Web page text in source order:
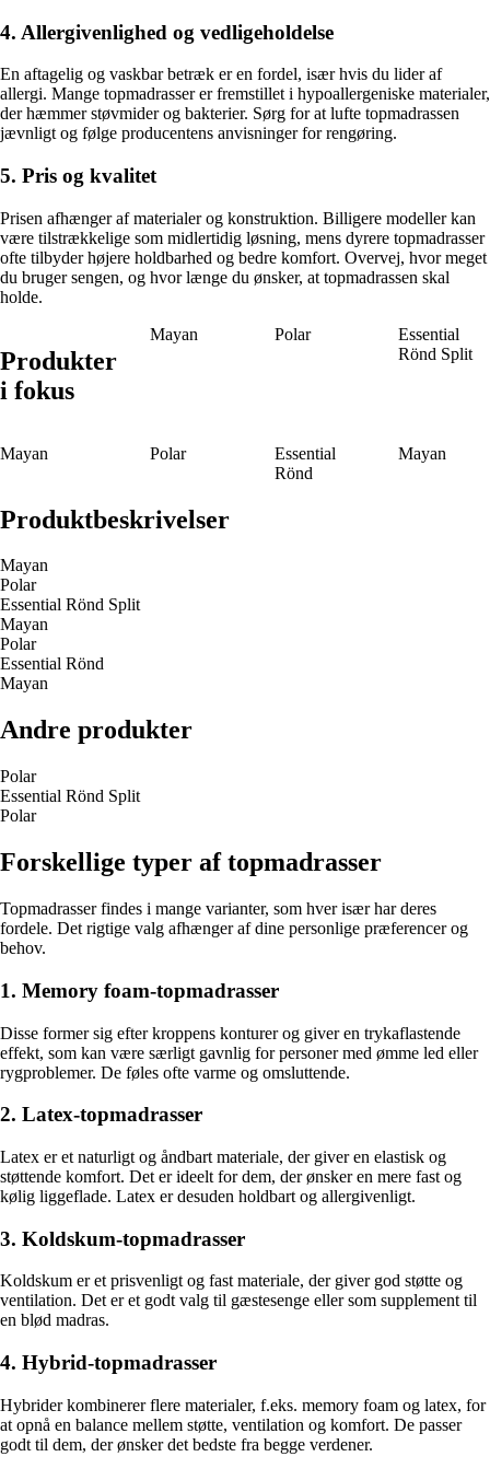
4. Allergivenlighed og vedligeholdelse
En aftagelig og vaskbar betræk er en fordel, især hvis du lider af
allergi. Mange topmadrasser er fremstillet i hypoallergeniske materialer,
der hæmmer støvmider og bakterier. Sørg for at lufte topmadrassen
jævnligt og følge producentens anvisninger for rengøring.
5. Pris og kvalitet
Prisen afhænger af materialer og konstruktion. Billigere modeller kan
være tilstrækkelige som midlertidig løsning, mens dyrere topmadrasser
ofte tilbyder højere holdbarhed og bedre komfort. Overvej, hvor meget
du bruger sengen, og hvor længe du ønsker, at topmadrassen skal
holde.
Produkter
i fokus
Mayan Polar
Essential
Rönd Split
Mayan Polar
Essential
Rönd
Mayan
Produktbeskrivelser
Mayan
Polar
Essential Rönd Split
Mayan
Polar
Essential Rönd
Mayan
Andre produkter
Polar
Essential Rönd Split
Polar
Forskellige typer af topmadrasser
Topmadrasser findes i mange varianter, som hver især har deres
fordele. Det rigtige valg afhænger af dine personlige præferencer og
behov.
1. Memory foam-topmadrasser
Disse former sig efter kroppens konturer og giver en trykaflastende
effekt, som kan være særligt gavnlig for personer med ømme led eller
rygproblemer. De føles ofte varme og omsluttende.
2. Latex-topmadrasser
Latex er et naturligt og åndbart materiale, der giver en elastisk og
støttende komfort. Det er ideelt for dem, der ønsker en mere fast og
kølig liggeflade. Latex er desuden holdbart og allergivenligt.
3. Koldskum-topmadrasser
Koldskum er et prisvenligt og fast materiale, der giver god støtte og
ventilation. Det er et godt valg til gæstesenge eller som supplement til
en blød madras.
4. Hybrid-topmadrasser
Hybrider kombinerer flere materialer, f.eks. memory foam og latex, for
at opnå en balance mellem støtte, ventilation og komfort. De passer
godt til dem, der ønsker det bedste fra begge verdener.